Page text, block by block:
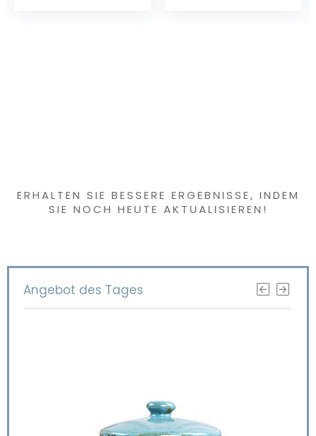
ERHALTEN SIE BESSERE ERGEBNISSE, INDEM
SIE NOCH HEUTE AKTUALISIEREN!
Angebot des Tages